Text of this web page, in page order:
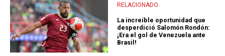
RELACIONADO
La increíble oportunidad que
desperdició Salomón Rondón:
¡Era el gol de Venezuela ante
Brasil!